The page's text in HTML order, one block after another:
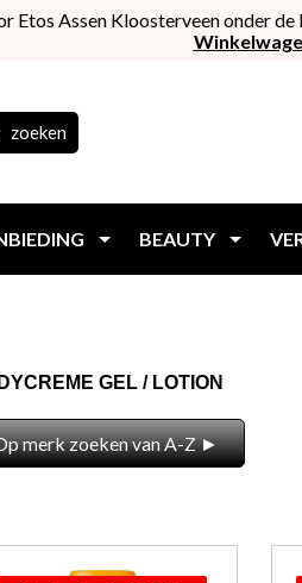
Assen Kloosterveen onder
zoeken
BEAUTY
GEL / LOTION
merk zoeken van A-Z ►